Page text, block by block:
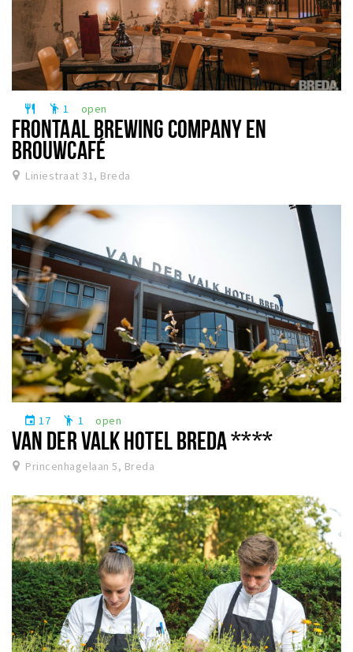
restaurant emoji_people 1 open
FRONTAAL BREWING COMPANY EN
BROUWCAFÉ
Liniestraat 31, Breda
event 17 emoji_people 1 open
VAN DER VALK HOTEL BREDA ****
Princenhagelaan 5, Breda